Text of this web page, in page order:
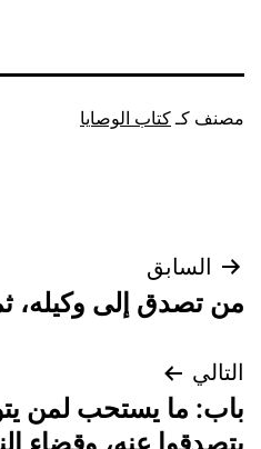
مصنف كـ كتاب الوصايا
تصفّح
المقالات
السابق
من تصدق إلى وكيله،
التالي
باب: ما يستحب لمن